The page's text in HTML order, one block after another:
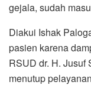
gejala, sudah
Diakui Ishak
pasien karena
RSUD dr. H.
menutup